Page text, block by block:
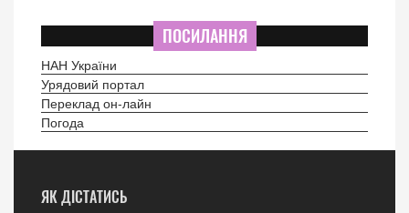
ПОСИЛАННЯ
НАН України
Урядовий портал
Переклад он-лайн
Погода
ЯК ДІСТАТИСЬ